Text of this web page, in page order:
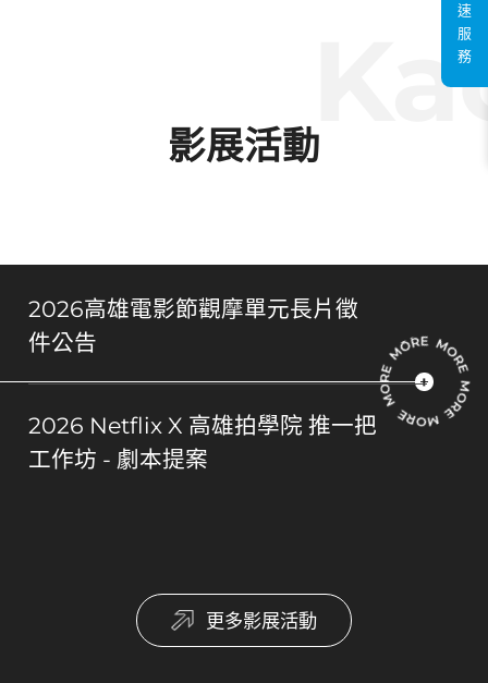
影展活動
2026高雄電影節觀摩單元長片徵
件公告
2026 Netflix X 高雄拍學院 推一把
工作坊 - 劇本提案
更多影展活動
速
服
務